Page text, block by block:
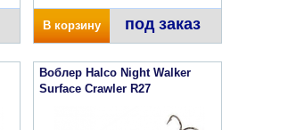
В корзину под заказ
Воблер Halco Night Walker
Surface Crawler R27